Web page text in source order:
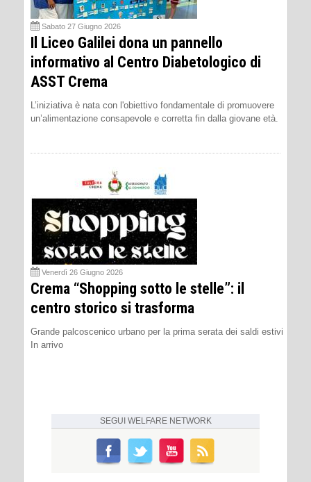
Sabato 27 Giugno 2026
Il Liceo Galilei dona un pannello
informativo al Centro Diabetologico di
ASST Crema
L’iniziativa è nata con l'obiettivo fondamentale di promuovere
un’alimentazione consapevole e corretta fin dalla giovane età.
Venerdì 26 Giugno 2026
Crema “Shopping sotto le stelle”: il
centro storico si trasforma
Grande palcoscenico urbano per la prima serata dei saldi estivi
In arrivo
SEGUI WELFARE NETWORK